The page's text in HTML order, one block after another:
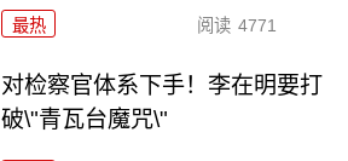
最热 阅读 4771
对检察官体系下手！李在明要打
破\"青瓦台魔咒\"